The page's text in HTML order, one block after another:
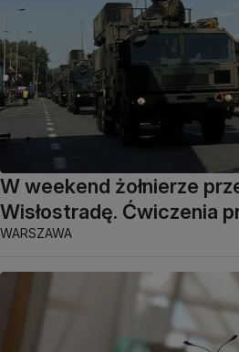
W weekend żołnierze
Wisłostradę. Ćwiczenia
WARSZAWA